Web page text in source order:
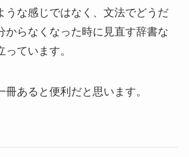
うな感じではなく、文法でどうだ
からなくなった時に見直す辞書な
ています。
冊あると便利だと思います。